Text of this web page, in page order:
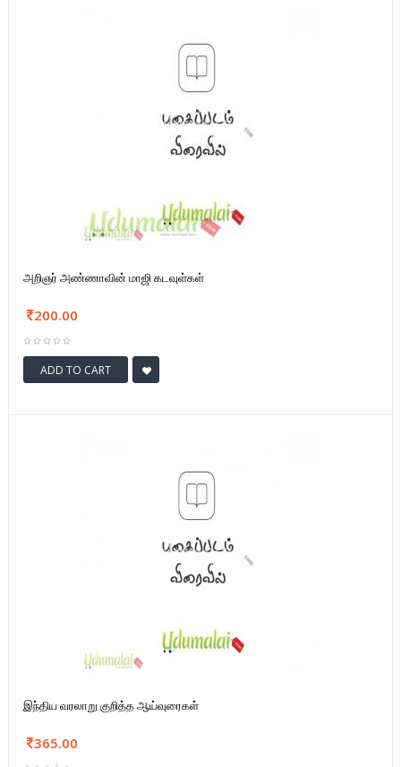
அறிஞர் அண்ணாவின் மாஜி கடவுள்கள்
200.00
ADD TO CART
இந்திய வரலாறு குறித்த ஆய்வுரைகள்
365.00